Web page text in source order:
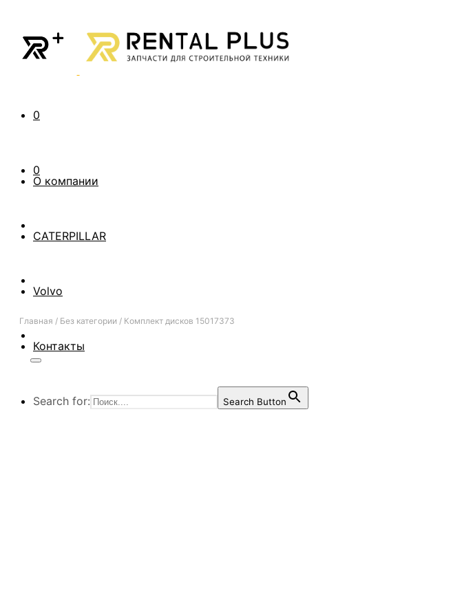
0
0
О компании
CATERPILLAR
Volvo
Контакты
Search for: Search Button
Главная / Без категории / Комплект дисков 15017373